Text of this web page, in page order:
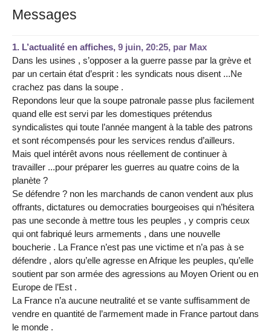
Messages
1. L’actualité en affiches, 9 juin, 20:25, par Max
Dans les usines , s’opposer a la guerre passe par la grève et
par un certain état d’esprit : les syndicats nous disent ...Ne
crachez pas dans la soupe .
Repondons leur que la soupe patronale passe plus facilement
quand elle est servi par les domestiques prétendus
syndicalistes qui toute l’année mangent à la table des patrons
et sont récompensés pour les services rendus d’ailleurs.
Mais quel intérêt avons nous réellement de continuer à
travailler ...pour préparer les guerres au quatre coins de la
planète ?
Se défendre ? non les marchands de canon vendent aux plus
offrants, dictatures ou democraties bourgeoises qui n’hésitera
pas une seconde à mettre tous les peuples , y compris ceux
qui ont fabriqué leurs armements , dans une nouvelle
boucherie . La France n’est pas une victime et n’a pas à se
défendre , alors qu’elle agresse en Afrique les peuples, qu’elle
soutient par son armée des agressions au Moyen Orient ou en
Europe de l’Est .
La France n’a aucune neutralité et se vante suffisamment de
vendre en quantité de l’armement made in France partout dans
le monde .